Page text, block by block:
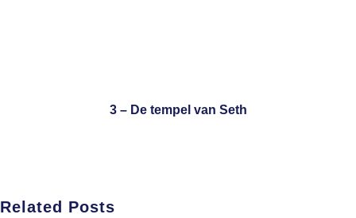
3 – De tempel van Seth
Related Posts